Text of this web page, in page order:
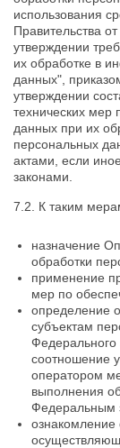
использования
Правительства
утверждении
их обработке в
данных",
утверждении
технических мер
данных при их
персональных
актами, если
законами.
7.2. К таким
назначение
обработки
применение
мер по
определение
субъектам
Федерального
соотношение
оператором
выполнения
Федеральным
ознакомление